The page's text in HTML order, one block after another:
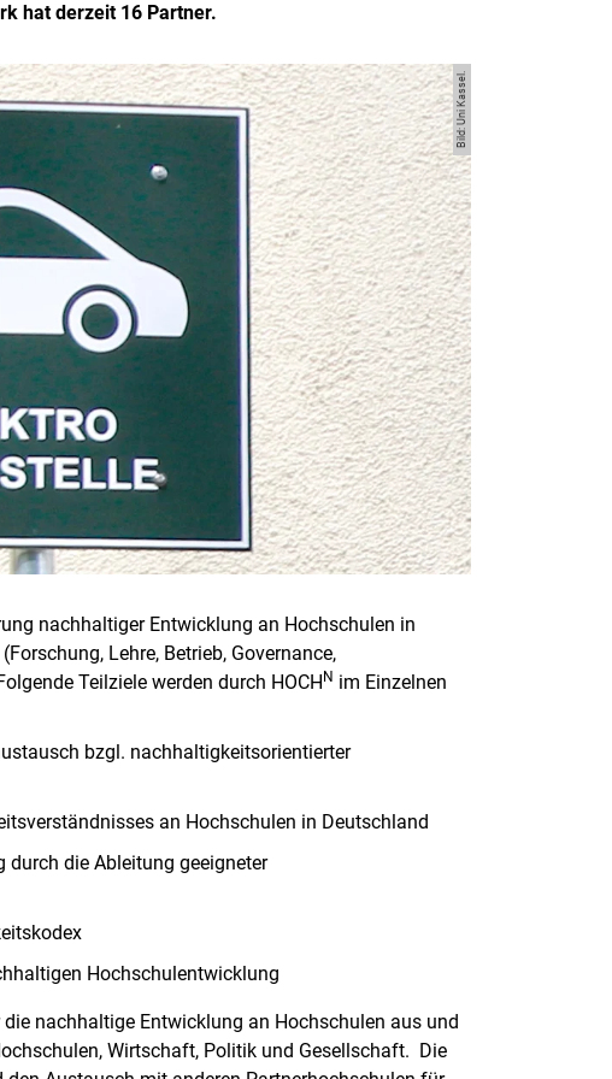
hat derzeit 16 Partner.
Bild: Uni Kassel.
nachhaltiger Entwicklung an Hochschulen in
Lehre, Betrieb, Governance,
Teilziele werden durch HOCHN im Einzelnen
bzgl. nachhaltigkeitsorientierter
an Hochschulen in Deutschland
die Ableitung geeigneter
Hochschulentwicklung
nachhaltige Entwicklung an Hochschulen aus und
Wirtschaft, Politik und Gesellschaft. Die